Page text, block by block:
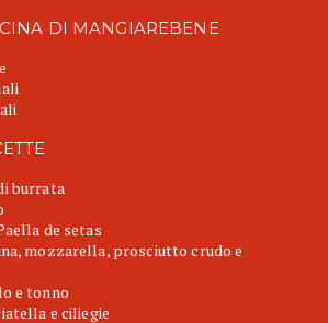
DI MANGIAREBENE
burrata
de setas
mozzarella, prosciutto crudo e
e tonno
e ciliegie